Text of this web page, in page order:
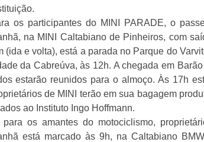
os participantes do MINI PARADE, o
na MINI Caltabiano de Pinheiros, com
(ida e volta), está a parada no Parque do
da Cabreúva, às 12h. A chegada em
estarão reunidos para o almoço. Às 17h
de MINI terão em sua bagagem
ao Instituto Ingo Hoffmann.
para os amantes do motociclismo,
está marcado às 9h, na Caltabiano